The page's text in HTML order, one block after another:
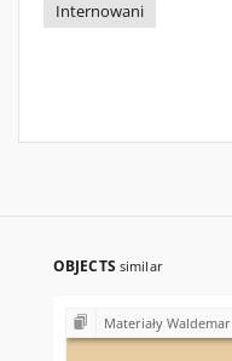
Internowani
OBJECTS similar
Materiały Waldemara Gałązki (1978-1982)